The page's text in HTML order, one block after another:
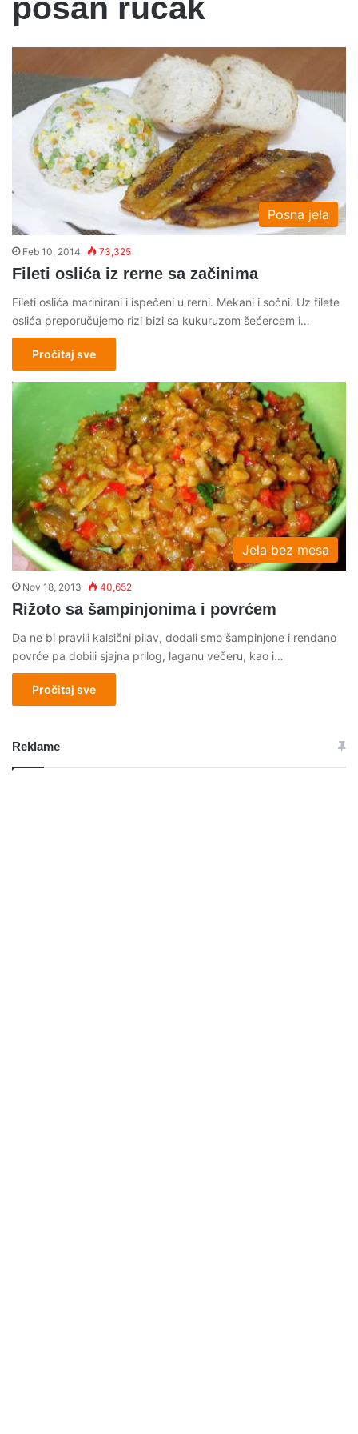
posan rucak
Posna jela
Feb 10, 2014 73,325
Fileti oslića iz rerne sa začinima
Fileti oslića marinirani i ispečeni u rerni. Mekani i sočni. Uz filete
oslića preporučujemo rizi bizi sa kukuruzom šećercem i…
Pročitaj sve
Jela bez mesa
Nov 18, 2013 40,652
Rižoto sa šampinjonima i povrćem
Da ne bi pravili kalsični pilav, dodali smo šampinjone i rendano
povrće pa dobili sjajna prilog, laganu večeru, kao i…
Pročitaj sve
Reklame